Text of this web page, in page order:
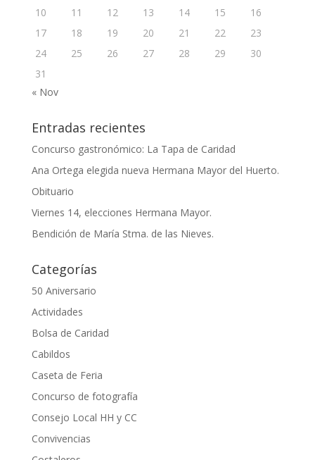
10
11 12 13 14 15
16
17
18 19 20 21 22
23
24
25 26 27 28 29
30
31
« Nov
Entradas recientes
Concurso gastronómico: La Tapa de Caridad
Ana Ortega elegida nueva Hermana Mayor del Huerto.
Obituario
Viernes 14, elecciones Hermana Mayor.
Bendición de María Stma. de las Nieves.
Categorías
50 Aniversario
Actividades
Bolsa de Caridad
Cabildos
Caseta de Feria
Concurso de fotografía
Consejo Local HH y CC
Convivencias